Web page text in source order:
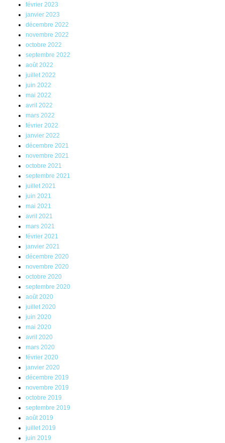
février 2023
janvier 2023
décembre 2022
novembre 2022
octobre 2022
septembre 2022
août 2022
juillet 2022
juin 2022
mai 2022
avril 2022
mars 2022
février 2022
janvier 2022
décembre 2021
novembre 2021
octobre 2021
septembre 2021
juillet 2021
juin 2021
mai 2021
avril 2021
mars 2021
février 2021
janvier 2021
décembre 2020
novembre 2020
octobre 2020
septembre 2020
août 2020
juillet 2020
juin 2020
mai 2020
avril 2020
mars 2020
février 2020
janvier 2020
décembre 2019
novembre 2019
octobre 2019
septembre 2019
août 2019
juillet 2019
juin 2019